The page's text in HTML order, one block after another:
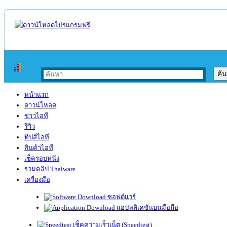
หน้าแรก
ดาวน์โหลด
ข่าวไอที
รีวิว
ทิปส์ไอที
สินค้าไอที
เช็ครอบหนัง
รวมคลิป Thaiware
เครื่องมือ
ซอฟต์แวร์
แอปพลิเคชันบนมือถือ
เช็คความเร็วเน็ต (Speedtest)